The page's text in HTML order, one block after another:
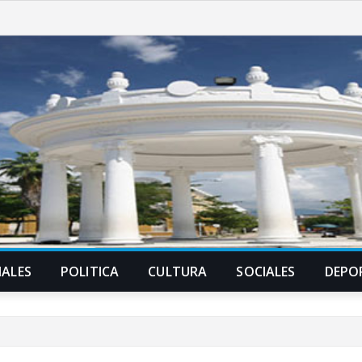
POLITICA CULTURA SOCIALES